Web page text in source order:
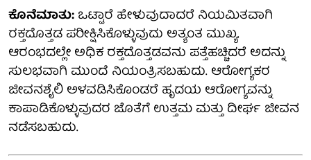
ಕೊನೆಮಾತು:ಒಟ್ಟಾರೆ ಹೇಳುವುದಾದರೆ ನಿಯಮಿತವಾಗಿ
ರಕ್ತದೊತ್ತಡ ಪರೀಕ್ಷಿಸಿಕೊಳ್ಳುವುದು ಅತ್ಯಂತ ಮುಖ್ಯ.
ಆರಂಭದಲ್ಲೇ ಅಧಿಕ ರಕ್ತದೊತ್ತಡವನು ಪತ್ತೆಹಚ್ಚಿದರೆ ಅದನ್ನು
ಸುಲಭವಾಗಿ ಮುಂದೆ ನಿಯಂತ್ರಿಸಬಹುದು. ಆರೋಗ್ಯಕರ
ಜೀವನಶೈಲಿ ಅಳವಡಿಸಿಕೊಂಡರೆ ಹೃದಯ ಆರೋಗ್ಯವನ್ನು
ಕಾಪಾಡಿಕೊಳ್ಳುವುದರ ಜೊತೆಗೆ ಉತ್ತಮ ಮತ್ತು ದೀರ್ಘ ಜೀವನ
ನಡೆಸಬಹುದು.